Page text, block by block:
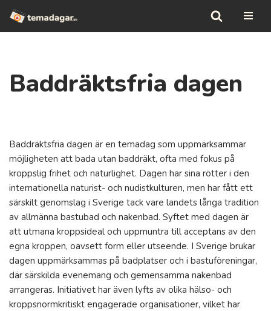
Hoppa
Baddräktsfria dagen
Baddräktsfria dagen är en temadag som uppmärksammar
möjligheten att bada utan baddräkt, ofta med fokus på
kroppslig frihet och naturlighet. Dagen har sina rötter i den
internationella naturist- och nudistkulturen, men har fått ett
särskilt genomslag i Sverige tack vare landets långa tradition
av allmänna bastubad och nakenbad. Syftet med dagen är
att utmana kroppsideal och uppmuntra till acceptans av den
egna kroppen, oavsett form eller utseende. I Sverige brukar
dagen uppmärksammas på badplatser och i bastuföreningar,
där särskilda evenemang och gemensamma nakenbad
arrangeras. Initiativet har även lyfts av olika hälso- och
kroppsnormkritiskt engagerade organisationer, vilket har